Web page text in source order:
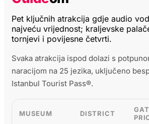
Pet ključnih atrakcija gdje audio
najveću vrijednost; kraljevske
tornjevi i povijesne četvrti.
Svaka atrakcija ispod dolazi s
naracijom na 25 jezika, uključeno
Istanbul Tourist Pass®.
MUSEUM DISTRICT